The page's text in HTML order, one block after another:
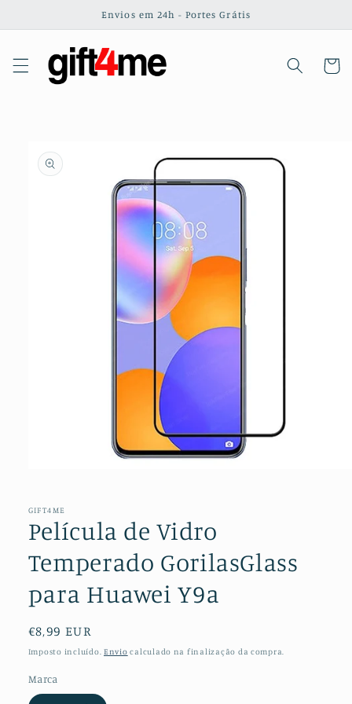
conteúdo
Envios em 24h - Portes Grátis
informação
do produto
1
modal
GIFT4ME
Película de Vidro
Temperado GorilasGlass
para Huawei Y9a
Preço
normal
€8,99 EUR
Imposto incluído. Envio calculado na finalização da compra.
Marca